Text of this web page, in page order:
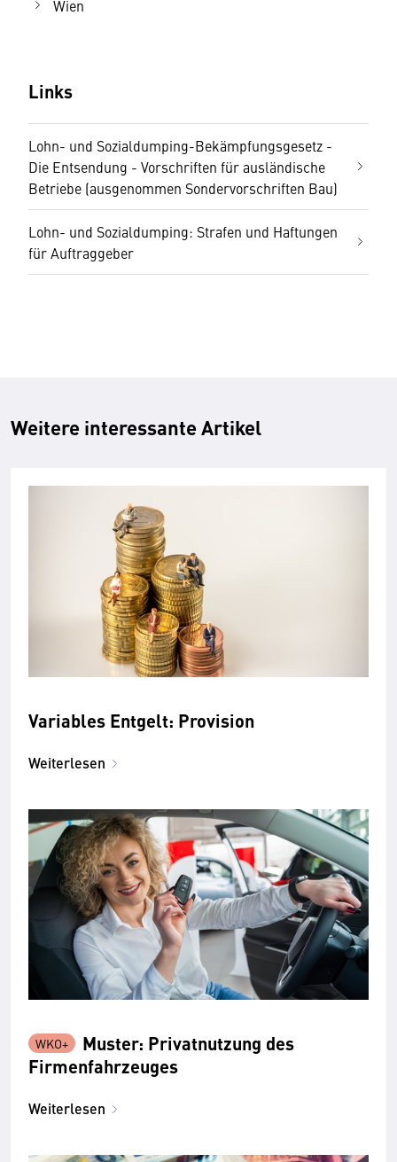
Wien
Links
Lohn- und Sozialdumping-Bekämpfungsgesetz -
Die Entsendung - Vorschriften für ausländische
Betriebe (ausgenommen Sondervorschriften Bau)
Lohn- und Sozialdumping: Strafen und Haftungen
für Auftraggeber
Weitere interessante Artikel
Variables Entgelt: Provision
Weiterlesen
Muster: Privatnutzung des
Firmenfahrzeuges
Weiterlesen